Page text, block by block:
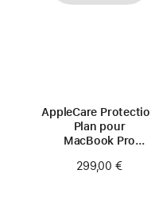
AppleCare
Plan pour
MacBook Pro
299,00 €